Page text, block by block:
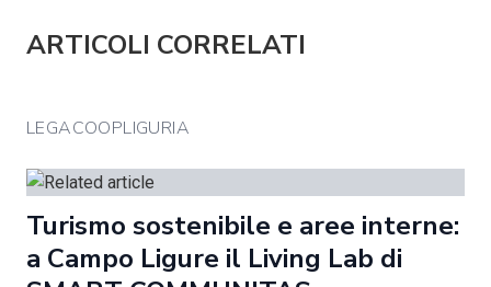
ARTICOLI CORRELATI
LEGACOOPLIGURIA
Turismo sostenibile e aree interne:
a Campo Ligure il Living Lab di